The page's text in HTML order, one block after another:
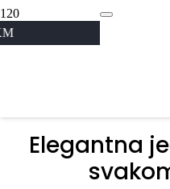
Abaya
Elegantna